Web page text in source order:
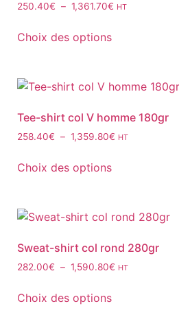
250.40€ – 1,361.70€ HT
Choix des options
Tee-shirt col V homme 180gr
258.40€ – 1,359.80€ HT
Choix des options
Sweat-shirt col rond 280gr
282.00€ – 1,590.80€ HT
Choix des options